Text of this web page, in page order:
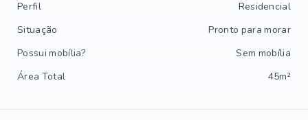
Perfil
Residencial
Situação
Pronto para morar
Possui mobília?
Sem mobília
Área Total
45m²